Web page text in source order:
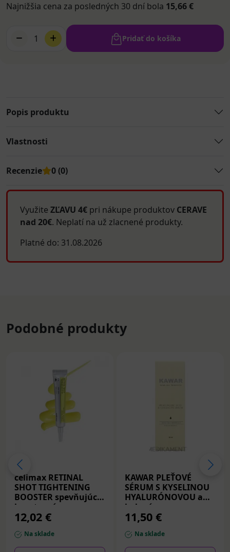
Najnižšia cena za posledných 30 dní bola 15,66 €
1 Pridať do košíka
Popis produktu
Vlastnosti
Recenzie 0 (0)
Využite ZĽAVU 4€ pri nákupe produktov CERAVE
nad 20€. Neplatí na už zlacnené produkty.
Platné do: 31.08.2026
Podobné produkty
celimax RETINAL
SHOT TIGHTENING
BOOSTER spevňujúce
booster sérum s
retinalom 15 ml
12,02 €
Na sklade
KAWAR PLEŤOVÉ
SÉRUM S KYSELINOU
HYALURÓNOVOU a
kolagénom s
minerálmi z Mŕtveho
mora 50 ml
11,50 €
Na sklade